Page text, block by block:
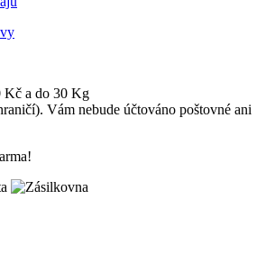
Kč a do 30 Kg
Vám nebude účtováno poštovné ani